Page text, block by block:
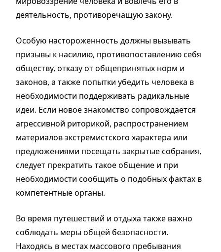
деятельность, противоречащую закону.
Особую настороженность должны вызывать
призывы к насилию, противопоставлению себя
обществу, отказу от общепринятых норм и
законов, а также попытки убедить человека в
необходимости поддерживать радикальные
идеи. Если новое знакомство сопровождается
агрессивной риторикой, распространением
материалов экстремистского характера или
предложениями посещать закрытые собрания,
следует прекратить такое общение и при
необходимости сообщить о подобных фактах в
компетентные органы.
Во время путешествий и отдыха также важно
соблюдать меры общей безопасности.
Находясь в местах массового пребывания